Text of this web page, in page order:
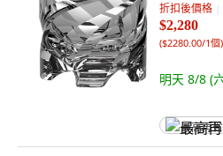
折扣後價格
$2,280
($2280.00/1個)
明天 8/8 (
最高再